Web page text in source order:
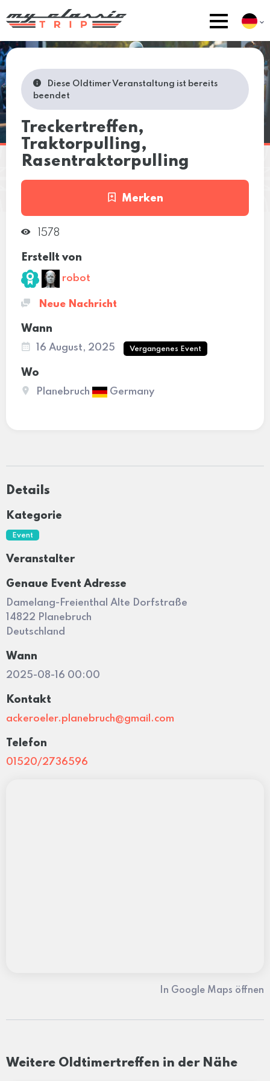
Diese Oldtimer Veranstaltung ist bereits
beendet
Treckertreffen,
Traktorpulling,
Rasentraktorpulling
Merken
1578
Erstellt von
robot
Neue Nachricht
Wann
16 August, 2025 Vergangenes Event
Wo
Planebruch Germany
Details
Kategorie
Event
Veranstalter
Genaue Event Adresse
Damelang-Freienthal Alte Dorfstraße
14822 Planebruch
Deutschland
Wann
2025-08-16 00:00
Kontakt
ackeroeler.planebruch@gmail.com
Telefon
01520/2736596
In Google Maps öffnen
Weitere Oldtimertreffen in der Nähe